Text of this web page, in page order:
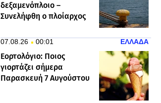
δεξαμενόπλοιο –
Συνελήφθη ο πλοίαρχος
07.08.26 00:01 ΕΛΛΑΔΑ
Εορτολόγιο: Ποιος
γιορτάζει σήμερα
Παρασκευή 7 Αυγούστου